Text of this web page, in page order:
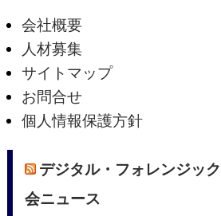
会社概要
人材募集
サイトマップ
お問合せ
個人情報保護方針
デジタル・フォレンジッ
会ニュース